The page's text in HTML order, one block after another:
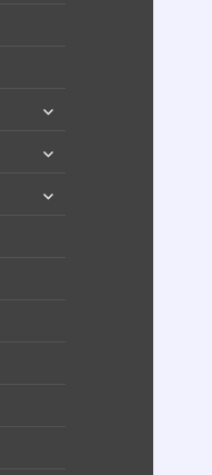
ouvrir
sous-
ouvrir
sous-
ouvrir